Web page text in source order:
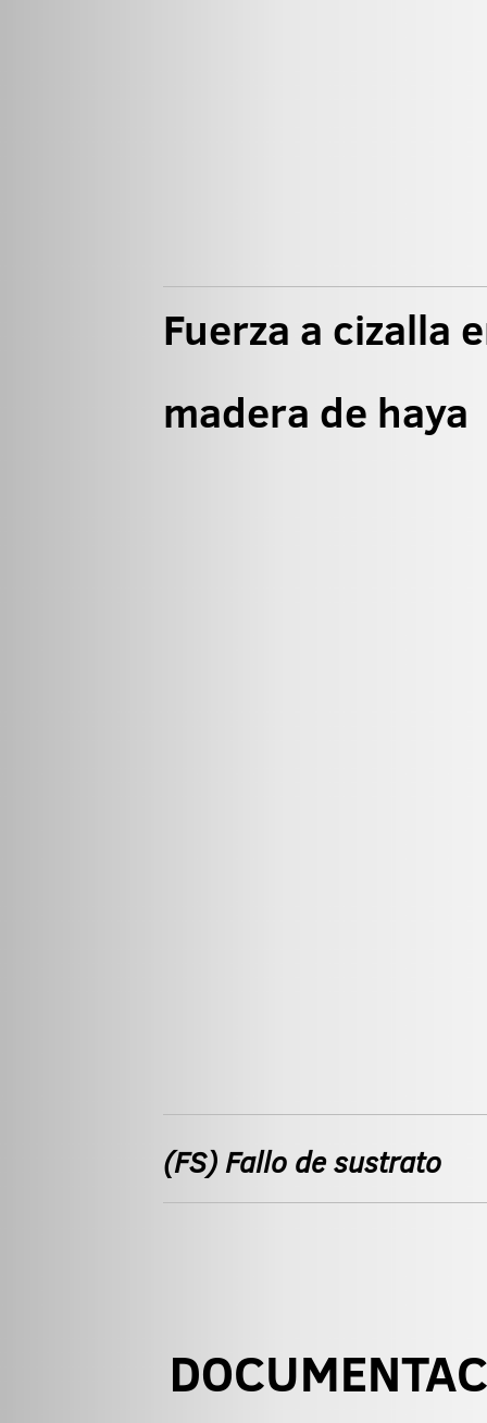
Fuerza a cizalla
madera de haya
(FS) Fallo de sustrato